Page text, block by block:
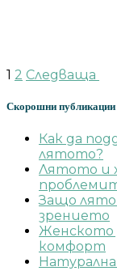
1 2 Следваща
Скорошни публикации
Как да
лятото?
Лятото и
Защо
зрението
Женското
комфорт